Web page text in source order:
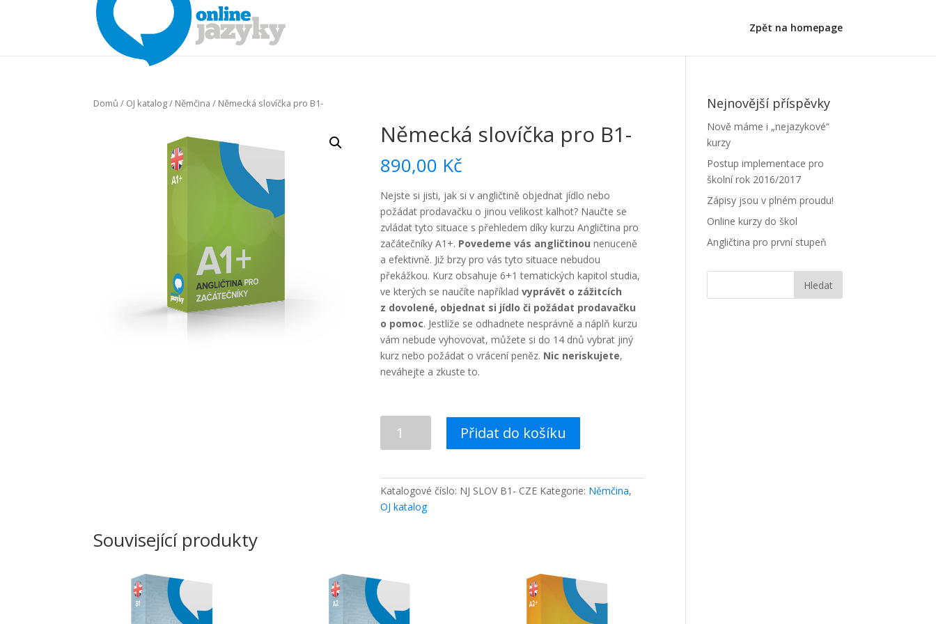
Zpět na homepage
Domů / OJ katalog/ Němčina / Německá slovíčka pro B1-
Německá slovíčka pro B1-
890,00 Kč
Nejste si jisti, jak si v angličtině objednat jídlo nebo
požádat prodavačku o jinou velikost kalhot? Naučte se
zvládat tyto situace s přehledem díky kurzu Angličtina pro
začátečníky A1+. Povedeme vás angličtinou nenuceně
a efektivně. Již brzy pro vás tyto situace nebudou
překážkou. Kurz obsahuje 6+1 tematických kapitol studia,
ve kterých se naučíte napříkladvyprávět o zážitcích
z dovolené, objednat si jídlo či požádat prodavačku
o pomoc. Jestliže se odhadnete nesprávně a náplň kurzu
vám nebude vyhovovat, můžete si do 14 dnů vybrat jiný
kurz nebo požádat o vrácení peněz. Nic neriskujete,
neváhejte a zkuste to.
slovíčka
množství
Přidat do košíku
Katalogové číslo: NJ SLOV B1- CZE Kategorie: Němčina,
OJ katalog
Související produkty
Nejnovější příspěvky
Nově máme i „nejazykové“
kurzy
Postup implementace pro
školní rok 2016/2017
Zápisy jsou v plném proudu!
Online kurzy do škol
Angličtina pro první stupeň